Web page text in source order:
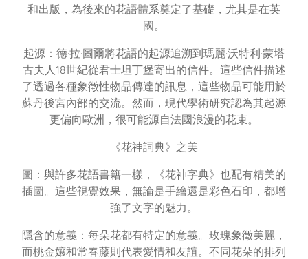
和出版，為後來的花語體系奠定了基礎，尤其是在英
國。
起源：德·拉·圖爾將花語的起源追溯到瑪麗·沃特利·蒙塔
古夫人18世紀從君士坦丁堡寄出的信件。這些信件描述
了透過各種象徵性物品傳達的訊息，這些物品可能用於
蘇丹後宮內部的交流。然而，現代學術研究認為其起源
更偏向歐洲，很可能源自法國浪漫的花束。
《花神詞典》之美
圖：與許多花語書籍一樣，《花神字典》也配有精美的
插圖。這些視覺效果，無論是手繪還是彩色石印，都增
強了文字的魅力。
隱含的意義：每朵花都有特定的意義。玫瑰象徵美麗，
而桃金孃和常春藤則代表愛情和友誼。不同花朵的排列